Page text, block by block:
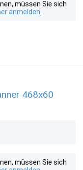
müssen Sie sich
anmelden
468x60
müssen Sie sich